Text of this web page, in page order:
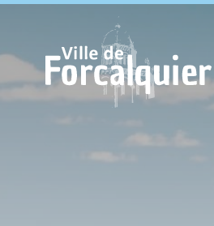
Cookies management panel